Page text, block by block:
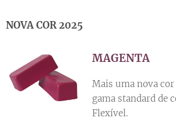
NOVA COR 2025
MAGENTA
Mais uma nova
gama standard de
Flexível.